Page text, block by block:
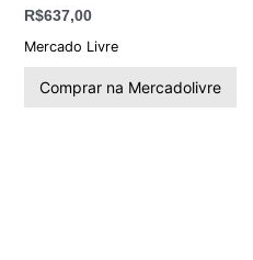
R$637,00
Mercado Livre
Comprar na Mercadolivre